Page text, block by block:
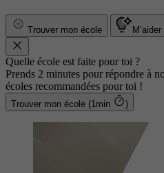
Trouver mon école
Quelle école est faite pour toi ?
Prends 2 minutes pour répondre à
écoles recommandées pour toi !
Trouver mon école (1min )